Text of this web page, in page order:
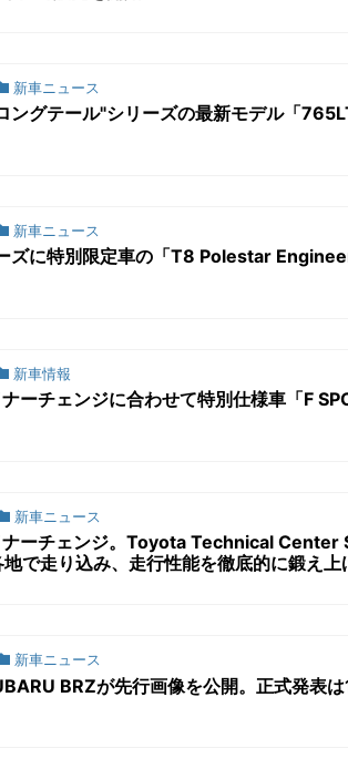
新車ニュース
ングテール"シリーズの最新モデル「
新車ニュース
ズに特別限定車の「T8 Polestar
新車情報
ーチェンジに合わせて特別仕様車「F
新車ニュース
ナーチェンジ。Toyota Technical Center
で走り込み、走行性能を徹底的に鍛え上
新車ニュース
BRZが先行画像を公開。正式発表